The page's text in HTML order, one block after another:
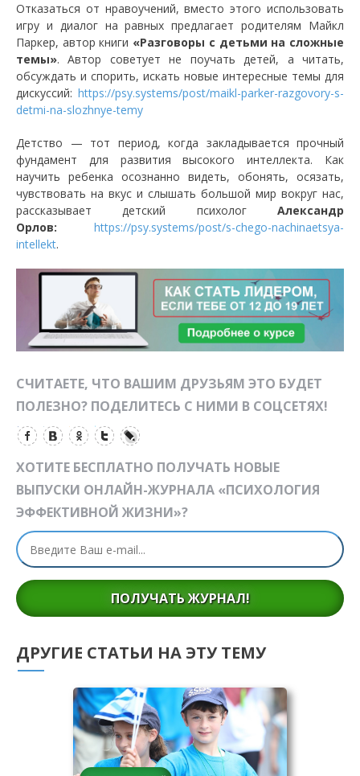
Отказаться от нравоучений, вместо этого использовать
игру и диалог на равных предлагает родителям Майкл
Паркер, автор книги «Разговоры с детьми на сложные
темы». Автор советует не поучать детей, а читать,
обсуждать и спорить, искать новые интересные темы для
дискуссий: https://psy.systems/post/maikl-parker-razgovory-s-
detmi-na-slozhnye-temy
Детство — тот период, когда закладывается прочный
фундамент для развития высокого интеллекта. Как
научить ребенка осознанно видеть, обонять, осязать,
чувствовать на вкус и слышать большой мир вокруг нас,
рассказывает детский психолог Александр
Орлов:
https://psy.systems/post/s-chego-nachinaetsya-
intellekt.
СЧИТАЕТЕ, ЧТО ВАШИМ ДРУЗЬЯМ ЭТО БУДЕТ
ПОЛЕЗНО? ПОДЕЛИТЕСЬ С НИМИ В СОЦСЕТЯХ!
ХОТИТЕ БЕСПЛАТНО ПОЛУЧАТЬ НОВЫЕ
ВЫПУСКИ ОНЛАЙН-ЖУРНАЛА «ПСИХОЛОГИЯ
ЭФФЕКТИВНОЙ ЖИЗНИ»?
ПОЛУЧАТЬ ЖУРНАЛ!
ДРУГИЕ СТАТЬИ НА ЭТУ ТЕМУ